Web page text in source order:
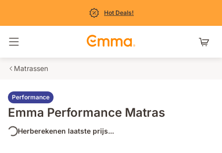
Hot Deals!
Navigatie in- en uitschakelen
Matrassen
Performance
Emma Performance Matras
Herberekenen laatste prijs...